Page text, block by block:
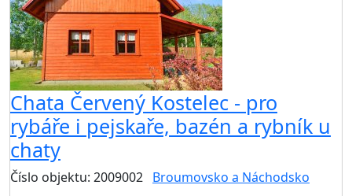
Chata Červený Kostelec - pro
rybáře i pejskaře, bazén a rybník u
chaty
Číslo objektu: 2009002 Broumovsko a Náchodsko